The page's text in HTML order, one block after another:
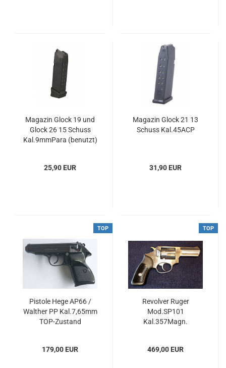
Magazin Glock 19 und
Glock 26 15 Schuss
Kal.9mmPara (benutzt)
25,90 EUR
Magazin Glock 21 13
Schuss Kal.45ACP
31,90 EUR
TOP
Pistole Hege AP66 /
Walther PP Kal.7,65mm
TOP-Zustand
179,00 EUR
TOP
Revolver Ruger
Mod.SP101
Kal.357Magn.
469,00 EUR